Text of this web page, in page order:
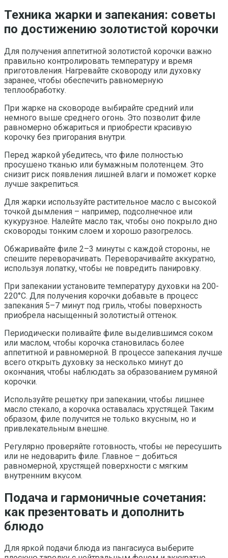
Техника жарки и запекания: советы
по достижению золотистой корочки
Для получения аппетитной золотистой корочки важно
правильно контролировать температуру и время
приготовления. Нагревайте сковороду или духовку
заранее, чтобы обеспечить равномерную
теплообработку.
При жарке на сковороде выбирайте средний или
немного выше среднего огонь. Это позволит филе
равномерно обжариться и приобрести красивую
корочку без пригорания внутри.
Перед жаркой убедитесь, что филе полностью
просушено тканью или бумажным полотенцем. Это
снизит риск появления лишней влаги и поможет корке
лучше закрепиться.
Для жарки используйте растительное масло с высокой
точкой дымления – например, подсолнечное или
кукурузное. Налейте масло так, чтобы оно покрыло дно
сковороды тонким слоем и хорошо разогрелось.
Обжаривайте филе 2–3 минуты с каждой стороны, не
спешите переворачивать. Переворачивайте аккуратно,
используя лопатку, чтобы не повредить панировку.
При запекании установите температуру духовки на 200-
220°C. Для получения корочки добавьте в процесс
запекания 5–7 минут под гриль, чтобы поверхность
приобрела насыщенный золотистый оттенок.
Периодически поливайте филе выделившимся соком
или маслом, чтобы корочка становилась более
аппетитной и равномерной. В процессе запекания лучше
всего открыть духовку за несколько минут до
окончания, чтобы наблюдать за образованием румяной
корочки.
Используйте решетку при запекании, чтобы лишнее
масло стекало, а корочка оставалась хрустящей. Таким
образом, филе получится не только вкусным, но и
привлекательным внешне.
Регулярно проверяйте готовность, чтобы не пересушить
или не недоварить филе. Главное – добиться
равномерной, хрустящей поверхности с мягким
внутренним вкусом.
Подача и гармоничные сочетания:
как презентовать и дополнить
блюдо
Для яркой подачи блюда из пангасиуса выберите